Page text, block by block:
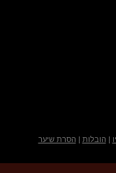
| הובלות | הסרת שיער